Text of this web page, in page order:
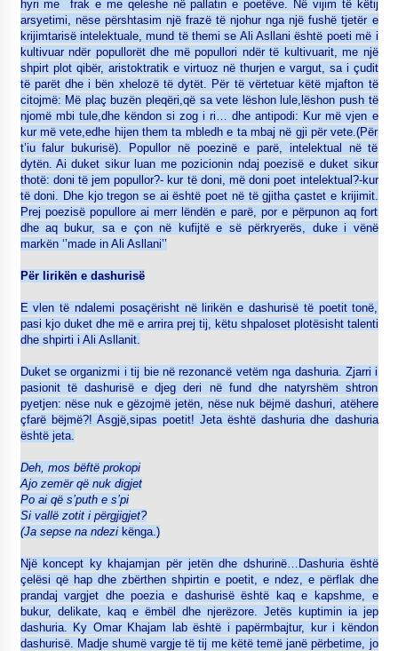
hyri me frak e me qeleshe në pallatin e poetëve. Në vijim të këtij
arsyetimi, nëse përshtasim një frazë të njohur nga një fushë tjetër e
krijimtarisë intelektuale, mund të themi se Ali Asllani është poeti më i
kultivuar ndër popullorët dhe më popullori ndër të kultivuarit, me një
shpirt plot qibër, aristoktratik e virtuoz në thurjen e vargut, sa i çudit
të parët dhe i bën xhelozë të dytët. Për të vërtetuar këtë mjafton të
citojmë: Më plaç buzën pleqëri,që sa vete lëshon lule,lëshon push të
njomë mbi tule,dhe këndon si zog i ri… dhe antipodi: Kur më vjen e
kur më vete,edhe hijen them ta mbledh e ta mbaj në gji për vete.(Për
t’iu falur bukurisë). Popullor në poezinë e parë, intelektual në të
dytën. Ai duket sikur luan me pozicionin ndaj poezisë e duket sikur
thotë: doni të jem popullor?- kur të doni, më doni poet intelektual?-kur
të doni. Dhe kjo tregon se ai është poet në të gjitha çastet e krijimit.
Prej poezisë popullore ai merr lëndën e parë, por e përpunon aq fort
dhe aq bukur, sa e çon në kufijtë e së përkryerës, duke i vënë
markën ‘’made in Ali Asllani’’
Për lirikën e dashurisë
E vlen të ndalemi posaçërisht në lirikën e dashurisë të poetit tonë,
pasi kjo duket dhe më e arrira prej tij, këtu shpaloset plotësisht talenti
dhe shpirti i Ali Asllanit.
Duket se organizmi i tij bie në rezonancë vetëm nga dashuria. Zjarri i
pasionit të dashurisë e djeg deri në fund dhe natyrshëm shtron
pyetjen: nëse nuk e gëzojmë jetën, nëse nuk bëjmë dashuri, atëhere
çfarë bëjmë?! Asgjë,sipas poetit! Jeta është dashuria dhe dashuria
është jeta.
Deh, mos bëftë prokopi
Ajo zemër që nuk digjet
Po ai që s’puth e s’pi
Si vallë zotit i përgjigjet?
(Ja sepse na ndezi kënga.)
Një koncept ky khajamjan për jetën dhe dshurinë…Dashuria është
çelësi që hap dhe zbërthen shpirtin e poetit, e ndez, e përflak dhe
prandaj vargjet dhe poezia e dashurisë është kaq e kapshme, e
bukur, delikate, kaq e ëmbël dhe njerëzore. Jetës kuptimin ia jep
dashuria. Ky Omar Khajam lab është i papërmbajtur, kur i këndon
dashurisë. Madje shumë vargje të tij me këtë temë janë përbetime, jo